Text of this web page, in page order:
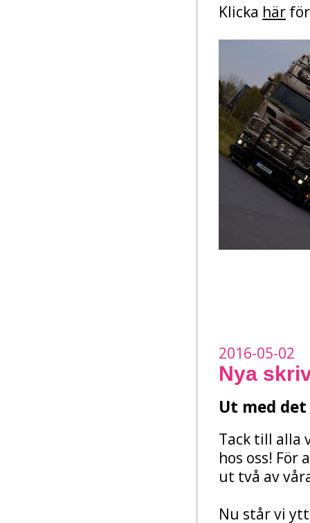
Klicka här
2016-05-02
Nya
Ut med
Tack till alla
hos oss!
ut två av
Nu står vi